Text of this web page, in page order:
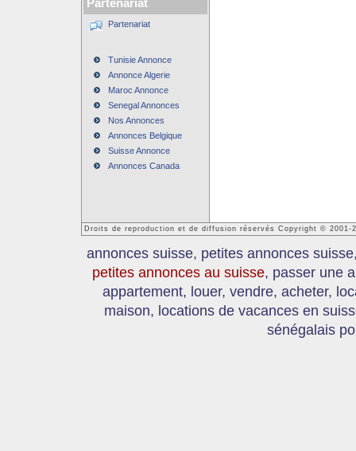
Partenariat
Partenariat
Tunisie Annonce
Annonce Algerie
Maroc Annonce
Senegal Annonces
Nos Annonces
Annonces Belgique
Suisse Annonce
Annonces Canada
Droits de reproduction et de diffusion réservés Copyright © 2001-
annonces suisse, petites annonces
petites annonces au suisse, passer une
appartement, louer, vendre, acheter,
maison, locations de vacances en
sénégalais